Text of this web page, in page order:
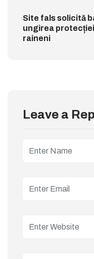
Site fals solicită
ungirea
raineni
Leave a